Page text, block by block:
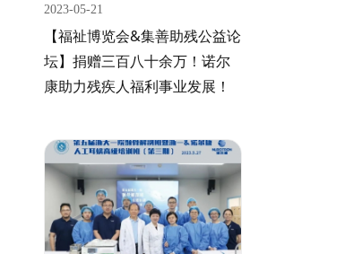
2023-05-21
【福祉博览会&集善助残公益论
坛】捐赠三百八十余万！诺尔
康助力残疾人福利事业发展！